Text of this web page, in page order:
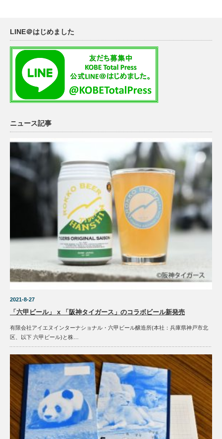
LINE＠はじめました
ニュース記事
2021-8-27
「六甲ビール」 x 「阪神タイガース」のコラボビール新発売
有限会社アイエヌインターナショナル・六甲ビール醸造所(本社：兵庫県神戸市北
区、以下 六甲ビール)と株…